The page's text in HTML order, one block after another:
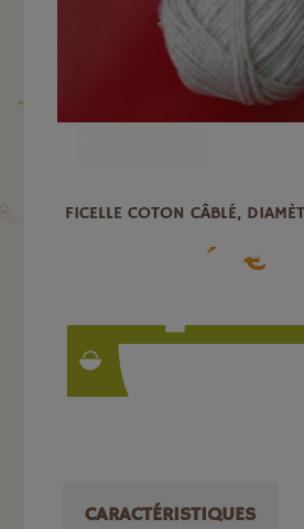
FICELLE COTON CÂBLÉ,
4 €
CARACTÉRISTIQUES